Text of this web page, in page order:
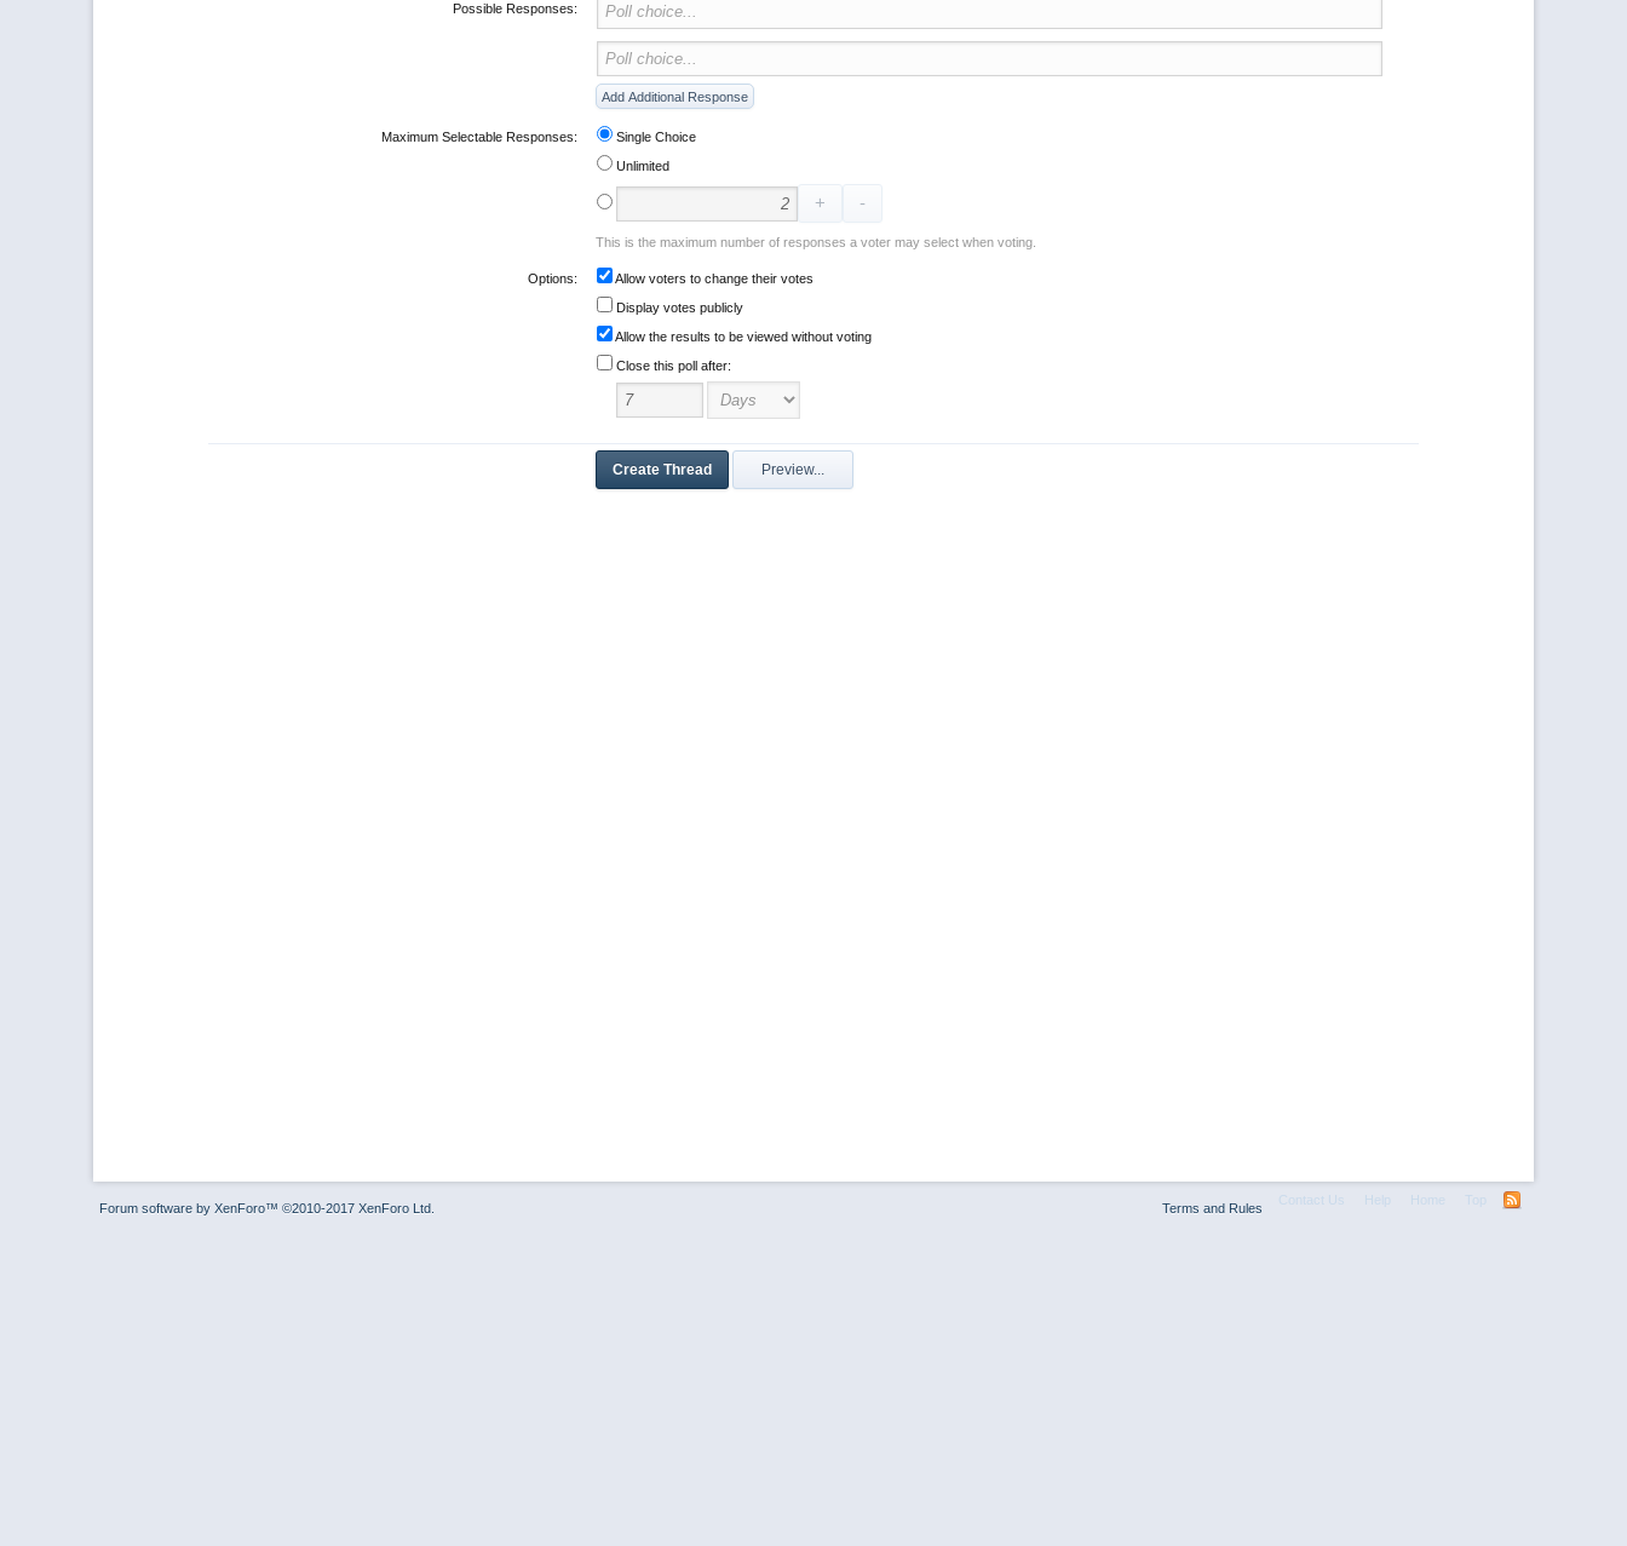
Possible Responses:
Maximum Selectable Responses:
Single Choice
Unlimited
This is the maximum number of responses a voter may select when voting.
Options:
Allow voters to change their votes
Display votes publicly
Allow the results to be viewed without voting
Close this poll after:
Contact Us Help Home Top
Terms and Rules
Forum software by XenForo™ ©2010-2017 XenForo Ltd.